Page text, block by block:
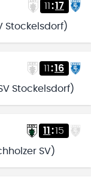
11:17
Stockelsdorf)
11 :16
Stockelsdorf)
11 :15
SV)